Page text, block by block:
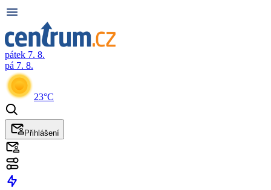
pátek 7. 8.
pá 7. 8.
23°C
Přihlášení